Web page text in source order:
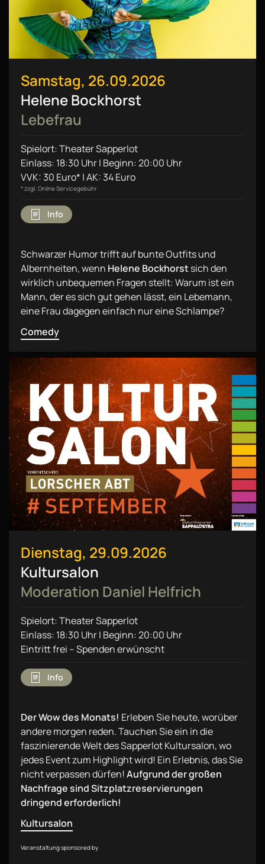
Samstag, 26.09.2026
Helene Bockhorst
Lebefrau
Spielort: Theater Sapperlot
Einlass: 18:30 Uhr | Beginn: 20:00 Uhr
VVK: 30 Euro* | AK: 34 Euro
* zzgl. Online Servicegebühr
Info
Schwarzer Humor trifft auf bunte Outfits und
Albernheiten, wenn Helene Bockhorst sich den
wirklich unbequemen Fragen stellt: Warum ist ein
Mann, der es sich gut gehen lässt, ein Lebemann,
eine Frau dagegen einfach nur eine Schlampe?
Comedy
Dienstag, 29.09.2026
Kultursalon
Moderation Daniel Helfrich
Spielort: Theater Sapperlot
Einlass: 18:30 Uhr | Beginn: 20:00 Uhr
Eintritt frei – Spenden erwünscht
Info
Der Wow des Monats! Erleben Sie heute, worüber
andere morgen reden. Tauchen Sie ein in die
faszinierende Welt des Sapperlot Kultursalon, wo
jedes Event zum Highlight wird! Ein Erlebnis, das Sie
nicht verpassen dürfen! Aufgrund der großen
Nachfrage sind Sitzplatzreservierungen
dringend erforderlich!
Kultursalon
Veranstaltung sponsored by